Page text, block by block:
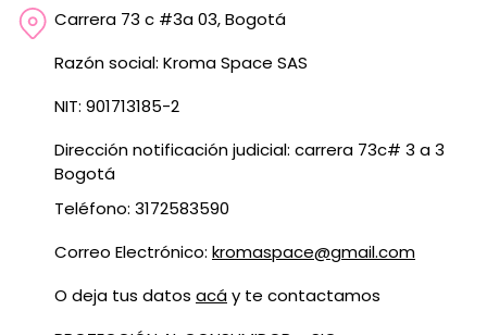
Carrera 73 c #3a 03, Bogotá
Razón social: Kroma Space SAS
NIT: 901713185-2
Dirección notificación judicial: carrera 73c# 3 a 3
Bogotá
Teléfono: 3172583590
Correo Electrónico: kromaspace@gmail.com
O deja tus datos acáy te contactamos